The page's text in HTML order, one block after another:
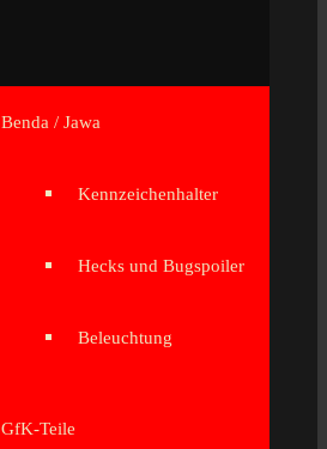
Benda / Jawa
Kennzeichenhalter
Hecks und Bugspoiler
Beleuchtung
GfK-Teile